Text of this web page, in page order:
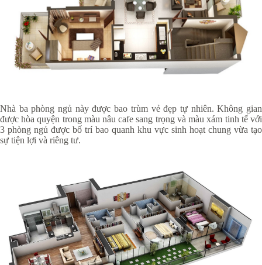
Nhà ba phòng ngủ này được bao trùm vẻ đẹp tự nhiên. Không gian
được hòa quyện trong màu nâu cafe sang trọng và màu xám tinh tế với
3 phòng ngủ được bố trí bao quanh khu vực sinh hoạt chung vừa tạo
sự tiện lợi và riêng tư.